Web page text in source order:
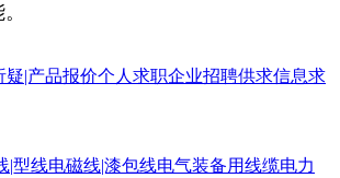
疑|产品报价个人求职企业招聘供求信息求
|型线电磁线|漆包线电气装备用线缆电力